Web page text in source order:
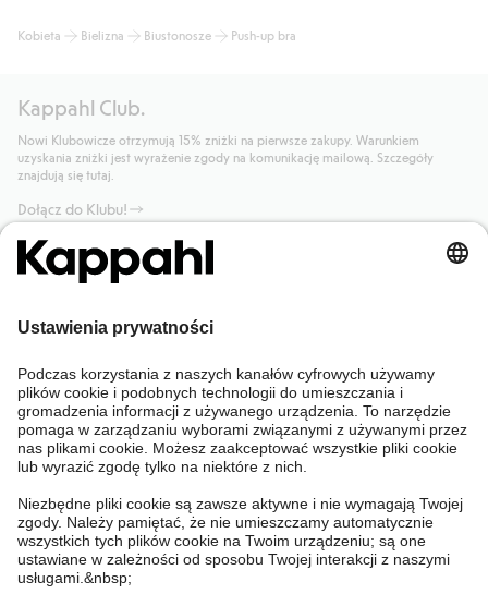
Kobieta Bielizna Biustonosze Push-up bra
Kappahl Club.
Nowi Klubowicze otrzymują 15% zniżki na pierwsze zakupy. Warunkiem
uzyskania zniżki jest wyrażenie zgody na komunikację mailową. Szczegóły
znajdują się tutaj.
Dołącz do Klubu!
Potrzebujesz pomocy?
Sklep internetowy
Częste pytania
Twoje zamówienie
Kappahl Club
Mój profil
Kappahl Club
O nas
O Kappahl Group
Warunki i zasady